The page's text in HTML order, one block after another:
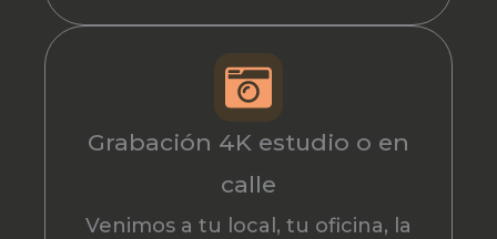
Grabación 4K estudio o en
calle
Venimos a tu local, tu oficina, la